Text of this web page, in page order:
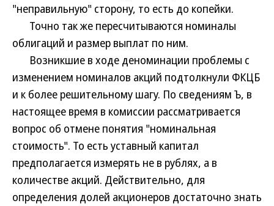
"неправильную" сторону, то есть до копейки.
Точно так же пересчитываются номиналы
облигаций и размер выплат по ним.
Возникшие в ходе деноминации проблемы с
изменением номиналов акций подтолкнули ФКЦБ
и к более решительному шагу. По сведениям Ъ, в
настоящее время в комиссии рассматривается
вопрос об отмене понятия "номинальная
стоимость". То есть уставный капитал
предполагается измерять не в рублях, а в
количестве акций. Действительно, для
определения долей акционеров достаточно знать